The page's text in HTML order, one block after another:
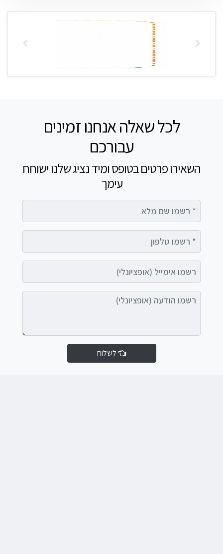
לכל שאלה אנחנו זמינים
עבורכם
השאירו פרטים בטופס ומיד נציג שלנו ישוחח
עימך
רשמו הודעה (אופציונלי)
לשלוח